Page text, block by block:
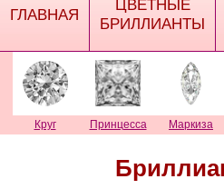
ГЛАВНАЯ
ЦВЕТНЫЕ
БРИЛЛИАНТЫ
Круг Принцесса Маркиза